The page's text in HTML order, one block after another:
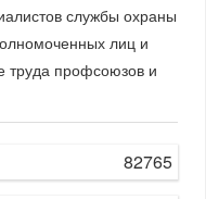
службы охраны
лиц и
труда профсоюзов и
82765